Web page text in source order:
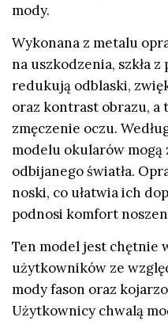
mody.
Wykonana z metalu
na uszkodzenia, szkła
redukują odblaski,
oraz kontrast obrazu, a
zmęczenie oczu.
modelu okularów mogą
odbijanego światła.
noski, co ułatwia ich
podnosi komfort
Ten model jest chętnie
użytkowników ze
mody fason oraz
Użytkownicy chwalą